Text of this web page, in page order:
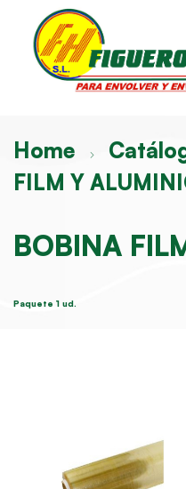
Home
FILM Y
BOBINA
Paquete 1 ud.